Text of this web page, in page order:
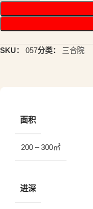
SKU： 057分类： 三合院
面积
200 – 300㎡
进深